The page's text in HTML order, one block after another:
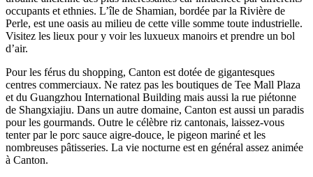
occupants et ethnies. L’île de Shamian, bordée par la Rivière de
Perle, est une oasis au milieu de cette ville somme toute industrielle.
Visitez les lieux pour y voir les luxueux manoirs et prendre un bol
d’air.
Pour les férus du shopping, Canton est dotée de gigantesques
centres commerciaux. Ne ratez pas les boutiques de Tee Mall Plaza
et du Guangzhou International Building mais aussi la rue piétonne
de Shangxiajiu. Dans un autre domaine, Canton est aussi un paradis
pour les gourmands. Outre le célèbre riz cantonais, laissez-vous
tenter par le porc sauce aigre-douce, le pigeon mariné et les
nombreuses pâtisseries. La vie nocturne est en général assez animée
à Canton.